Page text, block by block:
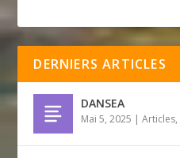
DERNIERS ARTICLES
DANSEA
Mai 5, 2025 |Articles,